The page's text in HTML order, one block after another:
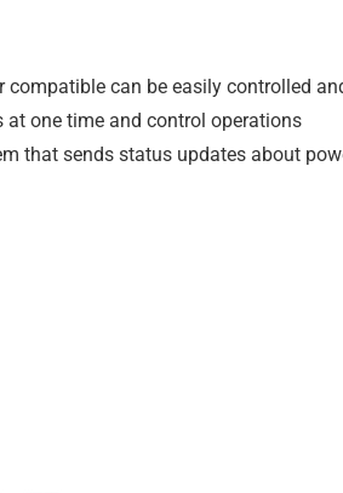
compatible can be easily controlled
at one time and control operations
that sends status updates about